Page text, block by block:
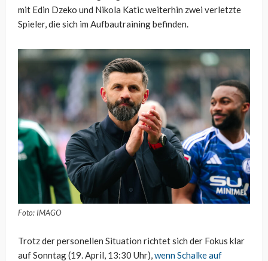
mit Edin Dzeko und Nikola Katic weiterhin zwei verletzte
Spieler, die sich im Aufbautraining befinden.
Foto: IMAGO
Trotz der personellen Situation richtet sich der Fokus klar
auf Sonntag (19. April, 13:30 Uhr),wenn Schalke auf